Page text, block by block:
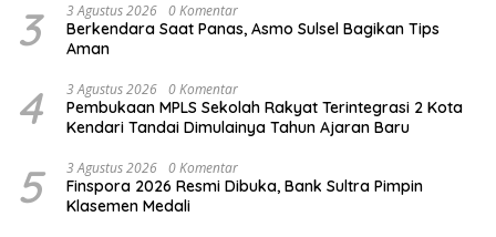
3 3 Agustus 2026 0 Komentar
Berkendara Saat Panas, Asmo Sulsel Bagikan Tips
Aman
4 3 Agustus 2026 0 Komentar
Pembukaan MPLS Sekolah Rakyat Terintegrasi 2 Kota
Kendari Tandai Dimulainya Tahun Ajaran Baru
5 3 Agustus 2026 0 Komentar
Finspora 2026 Resmi Dibuka, Bank Sultra Pimpin
Klasemen Medali